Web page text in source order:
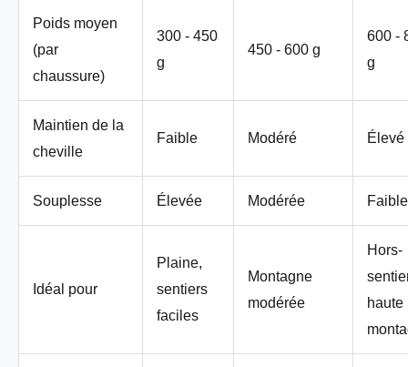
Poids moyen
(par
chaussure)
300 - 450
g
450 - 600 g
600 -
g
Maintien de la
cheville
Faible Modéré Élevé
Souplesse Élevée Modérée Faible
Idéal pour
Plaine,
sentiers
faciles
Montagne
modérée
Hors-
haute